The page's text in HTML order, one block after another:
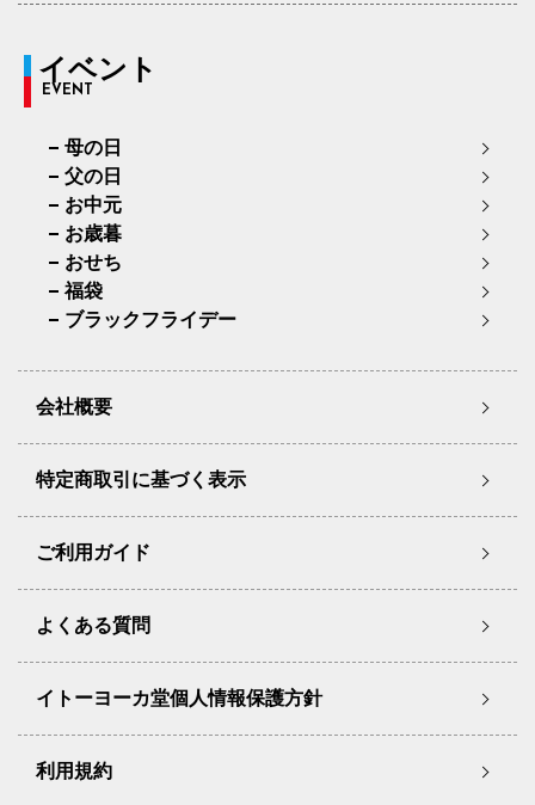
イベント
EVENT
母の日
父の日
お中元
お歳暮
おせち
福袋
ブラックフライデー
会社概要
特定商取引に基づく表示
ご利用ガイド
よくある質問
イトーヨーカ堂個人情報保護方針
利用規約